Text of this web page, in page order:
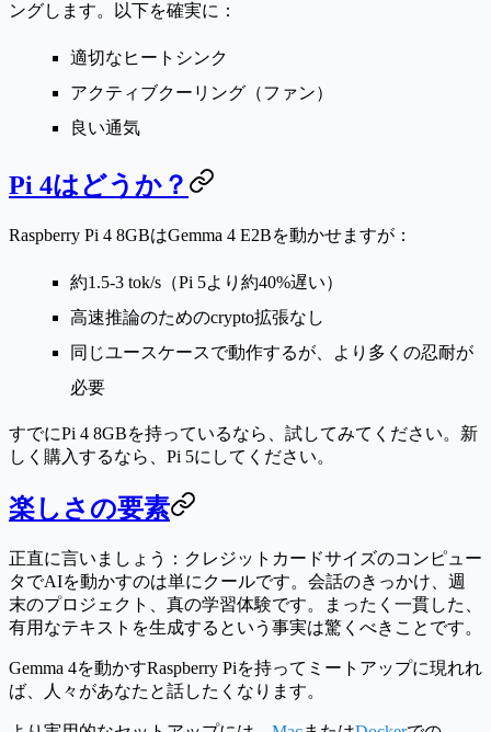
ングします。以下を確実に：
適切なヒートシンク
アクティブクーリング（ファン）
良い通気
Pi 4はどうか？
Raspberry Pi 4 8GBはGemma 4 E2Bを動かせますが：
約1.5-3 tok/s（Pi 5より約40%遅い）
高速推論のためのcrypto拡張なし
同じユースケースで動作するが、より多くの忍耐が
必要
すでにPi 4 8GBを持っているなら、試してみてください。新
しく購入するなら、Pi 5にしてください。
楽しさの要素
正直に言いましょう：クレジットカードサイズのコンピュー
タでAIを動かすのは単にクールです。会話のきっかけ、週
末のプロジェクト、真の学習体験です。まったく一貫した、
有用なテキストを生成するという事実は驚くべきことです。
Gemma 4を動かすRaspberry Piを持ってミートアップに現れれ
ば、人々があなたと話したくなります。